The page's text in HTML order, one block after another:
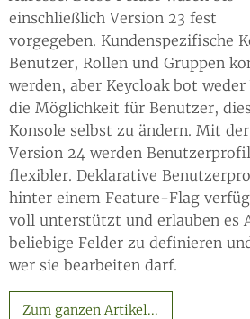
einschließlich Version 23 fest
vorgegeben. Kundenspezifische
Benutzer, Rollen und Gruppen
werden, aber Keycloak bot
die Möglichkeit für Benutzer,
Konsole selbst zu ändern. Mit
Version 24 werden
flexibler. Deklarative
hinter einem Feature-Flag
voll unterstützt und erlauben es
beliebige Felder zu definieren
wer sie bearbeiten darf.
Zum ganzen Artikel...